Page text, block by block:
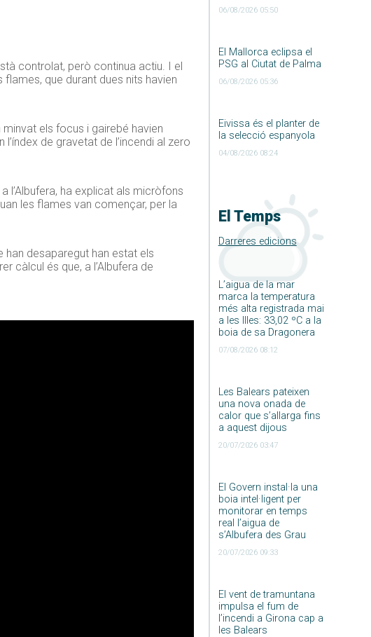
06/08/2026 05:50
El Mallorca eclipsa el
PSG al Ciutat de Palma
06/08/2026 05:36
Eivissa és el planter de
la selecció espanyola
04/08/2026 08:24
El Temps
Darreres edicions
L’aigua de la mar
marca la temperatura
més alta registrada mai
a les Illes: 33,02 ºC a la
boia de sa Dragonera
07/08/2026 08:12
Les Balears pateixen
una nova onada de
calor que s’allarga fins
a aquest dijous
20/07/2026 03:47
El Govern instal·la una
boia intel·ligent per
monitorar en temps
real l’aigua de
s’Albufera des Grau
20/07/2026 09:33
El vent de tramuntana
impulsa el fum de
l’incendi a Girona cap a
les Balears
controlat, però continua actiu. I el
que durant dues nits havien
els focus i gairebé havien
de gravetat de l’incendi al zero
l’Albufera, ha explicat als micròfons
les flames van començar, per la
han desaparegut han estat els
càlcul és que, a l’Albufera de